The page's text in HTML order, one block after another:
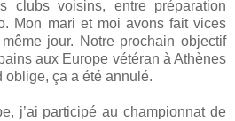
clubs voisins, entre préparation
Mon mari et moi avons fait vices
jour. Notre prochain objectif
aux Europe vétéran à Athènes
ça a été annulé.
j’ai participé au championnat de